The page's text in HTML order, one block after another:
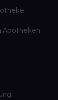
Apotheken